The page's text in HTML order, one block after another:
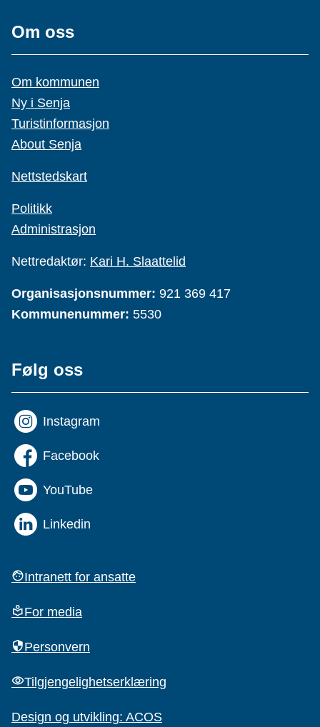
Om oss
Om kommunen
Ny i Senja
Turistinformasjon
About Senja
Nettstedskart
Politikk
Administrasjon
Nettredaktør: Kari H. Slaattelid
Organisasjonsnummer: 921 369 417
Kommunenummer: 5530
Følg oss
Instagram
Facebook
YouTube
Linkedin
Intranett for ansatte
For media
Personvern
Tilgjengelighetserklæring
Design og utvikling: ACOS